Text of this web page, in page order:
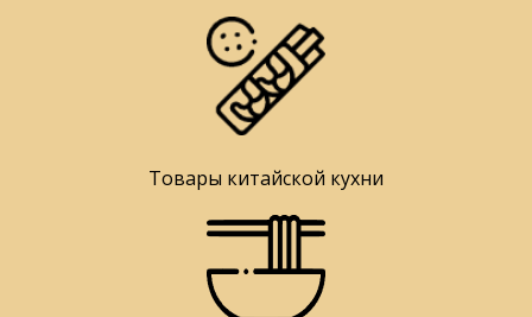
Товары китайской кухни